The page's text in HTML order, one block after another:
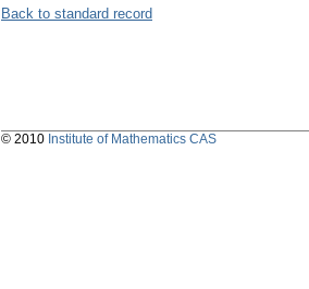
Back to standard record
© 2010 Institute of Mathematics CAS